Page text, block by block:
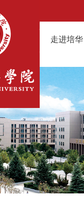
走进培华